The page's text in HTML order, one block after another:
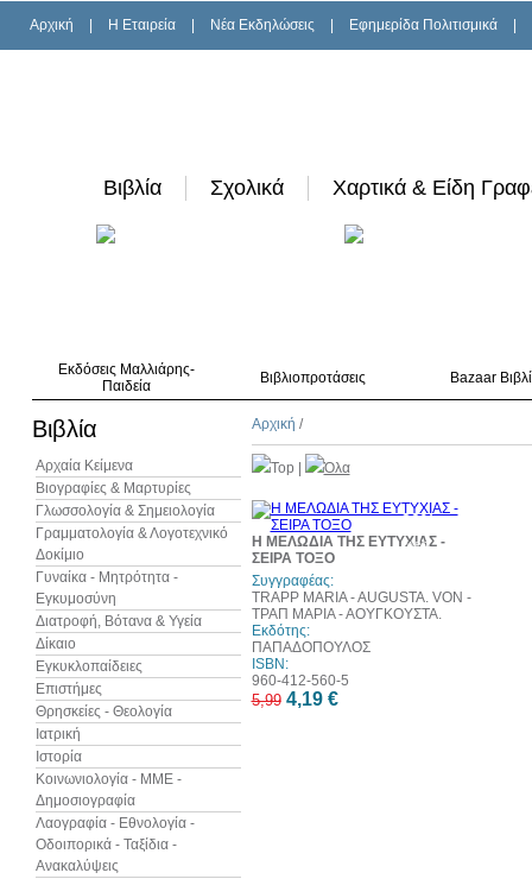
Αρχική H Εταιρεία Νέα Εκδηλώσεις Εφημερίδα Πολιτισμικά
Βιβλία Σχολικά Χαρτικά & Είδη
Εκδόσεις Μαλλιάρης-
Παιδεία
Βιβλιοπροτάσεις Bazaar
Βιβλία
Αρχαία Κείμενα
Βιογραφίες & Μαρτυρίες
Γλωσσολογία & Σημειολογία
Γραμματολογία & Λογοτεχνικό
Δοκίμιο
Γυναίκα - Μητρότητα -
Εγκυμοσύνη
Διατροφή, Βότανα & Υγεία
Δίκαιο
Εγκυκλοπαίδειες
Επιστήμες
Θρησκείες - Θεολογία
Ιατρική
Ιστορία
Κοινωνιολογία - ΜΜΕ -
Δημοσιογραφία
Λαογραφία - Εθνολογία -
Οδοιπορικά - Ταξίδια -
Ανακαλύψεις
Αρχική /
Top Όλα
30%
web
Η ΜΕΛΩΔΙΑ ΤΗΣ ΕΥΤΥΧΙΑΣ -
ΣΕΙΡΑ ΤΟΞΟ
Συγγραφέας:
TRAPP MARIA - AUGUSTA. VON -
ΤΡΑΠ ΜΑΡΙΑ - ΑΟΥΓΚΟΥΣΤΑ.
Εκδότης:
ΠΑΠΑΔΟΠΟΥΛΟΣ
ISBN:
960-412-560-5
5,99 4,19 €